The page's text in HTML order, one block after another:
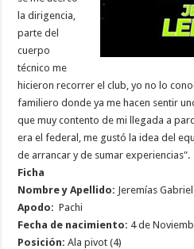
la dirigencia,
parte del
cuerpo
técnico me
hicieron recorrer el club, yo no lo
familiero donde ya me hacen sentir
que muy contento de mi llegada a
era el federal, me gustó la idea del
de arrancar y de sumar experiencias".
Ficha
Nombre y Apellido: Jeremías
Apodo: Pachi
Fecha de nacimiento: 4 de
Posición: Ala pivot (4)